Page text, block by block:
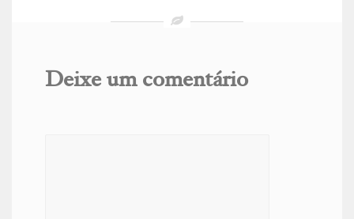
Deixe um comentário